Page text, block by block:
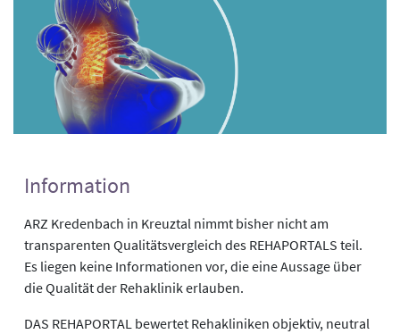
Information
ARZ Kredenbach in Kreuztal nimmt bisher nicht am
transparenten Qualitätsvergleich des REHAPORTALS teil.
Es liegen keine Informationen vor, die eine Aussage über
die Qualität der Rehaklinik erlauben.
DAS REHAPORTAL bewertet Rehakliniken objektiv, neutral